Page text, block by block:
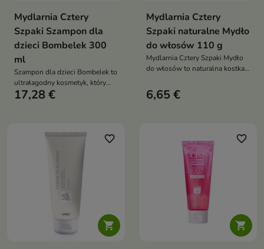
Mydlarnia Cztery
Szpaki Szampon dla
dzieci Bombelek 300
ml
Szampon dla dzieci Bombelek to
ultrałagodny kosmetyk, który
delikatnie oczyszcza włosy i
17,28 €
Mydlarnia Cztery
Szpaki naturalne Mydło
do włosów 110 g
Mydlarnia Cztery Szpaki Mydło
do włosów to naturalna kostka
oczyszcza włosy i skórę głowy,
jednocześnie je wzmacniając i
6,65 €

favorite_border

favorite_border